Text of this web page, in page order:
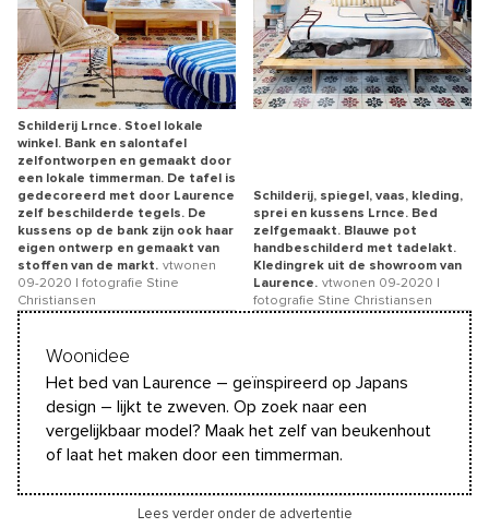
Schilderij Lrnce. Stoel lokale
winkel. Bank en salontafel
zelfontworpen en gemaakt door
een lokale timmerman. De tafel is
gedecoreerd met door Laurence
zelf beschilderde tegels. De
kussens op de bank zijn ook haar
eigen ontwerp en gemaakt van
stoffen van de markt. vtwonen
09-2020 | fotografie Stine
Christiansen
Schilderij, spiegel, vaas, kleding,
sprei en kussens Lrnce. Bed
zelfgemaakt. Blauwe pot
handbeschilderd met tadelakt.
Kledingrek uit de showroom van
Laurence. vtwonen 09-2020 |
fotografie Stine Christiansen
Woonidee
Het bed van Laurence – geïnspireerd op Japans
design – lijkt te zweven. Op zoek naar een
vergelijkbaar model? Maak het zelf van beukenhout
of laat het maken door een timmerman.
Lees verder onder de advertentie